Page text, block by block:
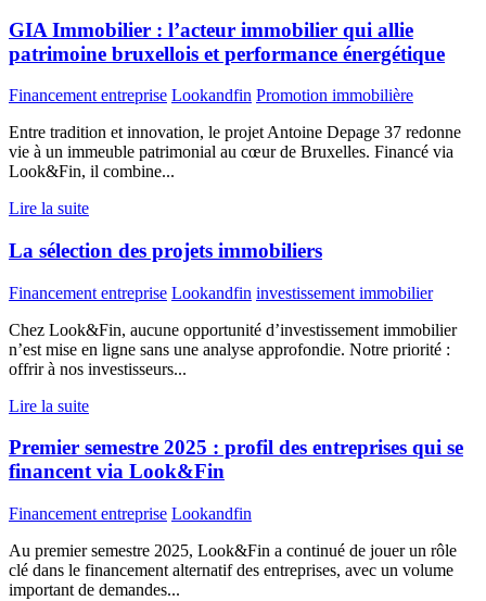
GIA Immobilier : l’acteur immobilier qui allie
patrimoine bruxellois et performance énergétique
Financement entreprise Lookandfin Promotion immobilière
Entre tradition et innovation, le projet Antoine Depage 37 redonne
vie à un immeuble patrimonial au cœur de Bruxelles. Financé via
Look&Fin, il combine...
Lire la suite
La sélection des projets immobiliers
Financement entreprise Lookandfin investissement immobilier
Chez Look&Fin, aucune opportunité d’investissement immobilier
n’est mise en ligne sans une analyse approfondie. Notre priorité :
offrir à nos investisseurs...
Lire la suite
Premier semestre 2025 : profil des entreprises qui se
financent via Look&Fin
Financement entreprise Lookandfin
Au premier semestre 2025, Look&Fin a continué de jouer un rôle
clé dans le financement alternatif des entreprises, avec un volume
important de demandes...